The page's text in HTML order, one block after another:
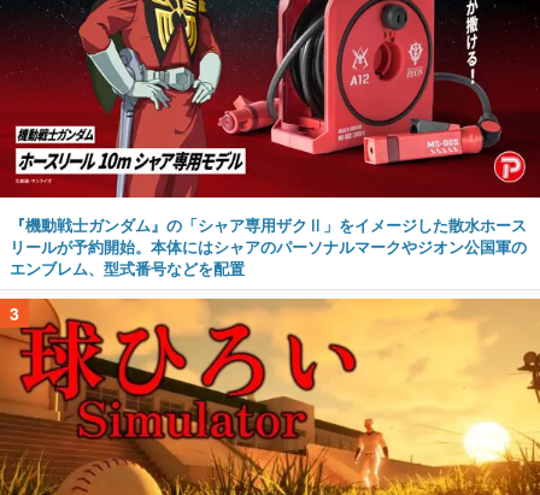
『機動戦士ガンダム』の「シャア専用ザクⅡ」をイメージした散水ホース
リールが予約開始。本体にはシャアのパーソナルマークやジオン公国軍の
エンブレム、型式番号などを配置
3